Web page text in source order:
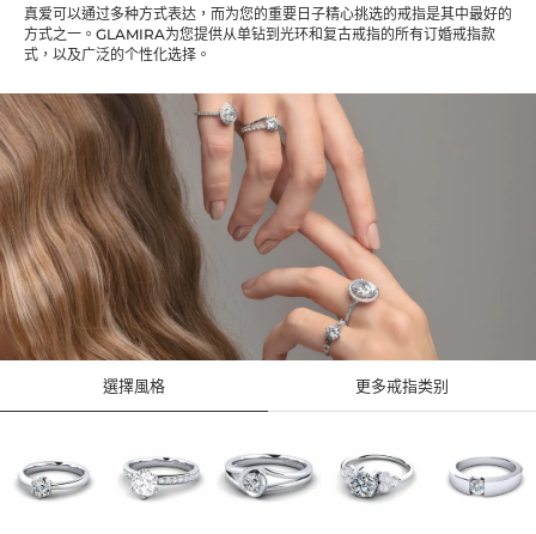
真爱可以通过多种方式表达，而为您的重要日子精心挑选的戒指是其中最好的
方式之一。GLAMIRA为您提供从单钻到光环和复古戒指的所有订婚戒指款
式，以及广泛的个性化选择。
選擇風格 更多戒指类别